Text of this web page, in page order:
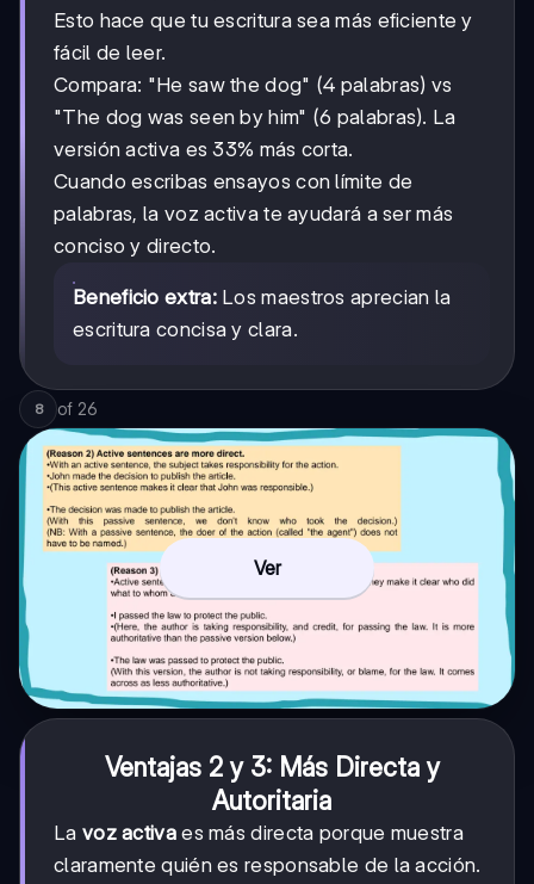
Esto hace que tu escritura sea más eficiente y
fácil de leer.
Compara: "He saw the dog" (4 palabras) vs
"The dog was seen by him" (6 palabras). La
versión activa es 33% más corta.
Cuando escribas ensayos con límite de
palabras, la voz activa te ayudará a ser más
conciso y directo.
Beneficio extra:Los maestros aprecian la
escritura concisa y clara.
8 of 26
Ver
Ventajas 2 y 3: Más Directa y
Autoritaria
La voz activaes más directa porque muestra
claramente quién es responsable de la acción.